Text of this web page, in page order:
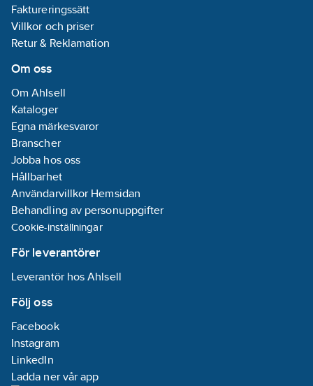
Faktureringssätt
Villkor och priser
Retur & Reklamation
Om oss
Om Ahlsell
Kataloger
Egna märkesvaror
Branscher
Jobba hos oss
Hållbarhet
Användarvillkor Hemsidan
Behandling av personuppgifter
Cookie-inställningar
För leverantörer
Leverantör hos Ahlsell
Följ oss
Facebook
Instagram
LinkedIn
Ladda ner vår app